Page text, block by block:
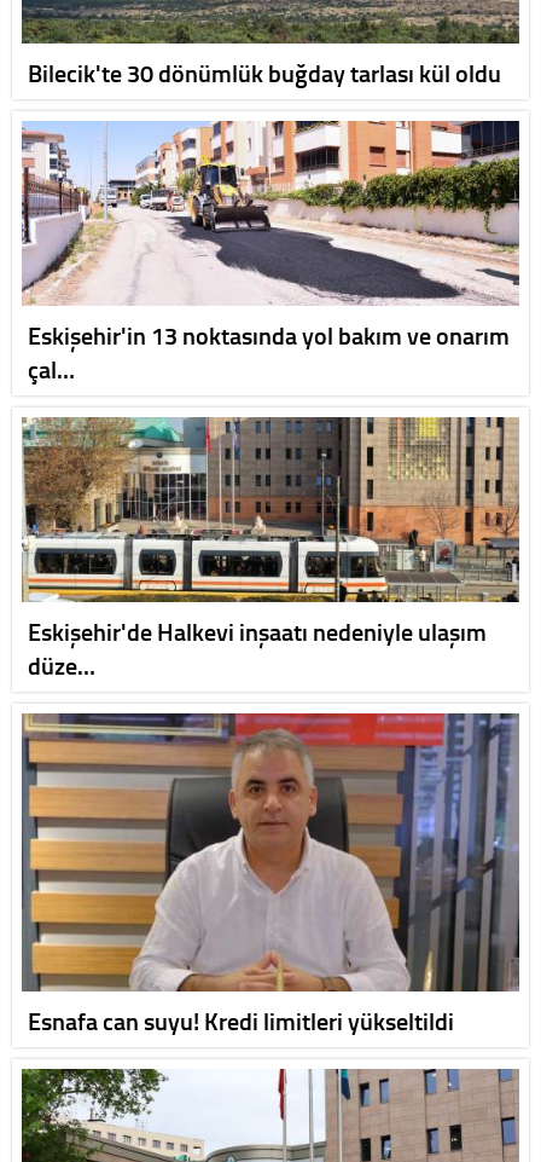
Bilecik'te 30 dönümlük buğday tarlası kül oldu
Eskişehir'in 13 noktasında yol bakım ve onarım
çal…
Eskişehir'de Halkevi inşaatı nedeniyle ulaşım
düze…
Esnafa can suyu! Kredi limitleri yükseltildi